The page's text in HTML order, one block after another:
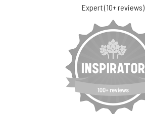
Expert (10+ reviews)